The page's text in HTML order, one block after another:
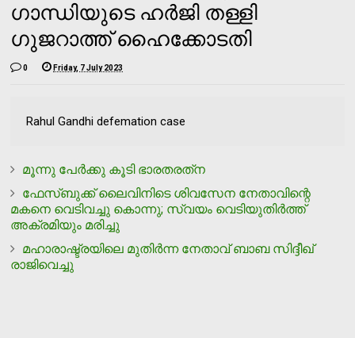
ഗാന്ധിയുടെ ഹര്‍ജി തള്ളി
ഗുജറാത്ത് ഹൈക്കോടതി
0 Friday, 7 July 2023
Rahul Gandhi defemation case
മൂന്നു പേര്‍ക്കു കൂടി ഭാരതരത്‌ന
ഫേസ്ബുക്ക് ലൈവിനിടെ ശിവസേന നേതാവിന്റെ
മകനെ വെടിവച്ചു കൊന്നു; സ്വയം വെടിയുതിര്‍ത്ത്
അക്രമിയും മരിച്ചു
മഹാരാഷ്ട്രയിലെ മുതിര്‍ന്ന നേതാവ് ബാബ സിദ്ദീഖ്
രാജിവെച്ചു